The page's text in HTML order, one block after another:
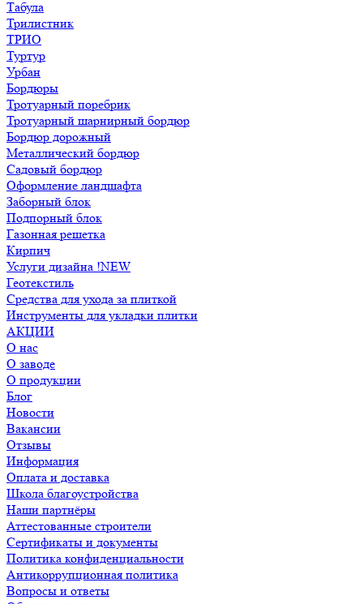
Табула
Трилистник
ТРИО
Туртур
Урбан
Бордюры
Тротуарный поребрик
Тротуарный шарнирный бордюр
Бордюр дорожный
Металлический бордюр
Садовый бордюр
Оформление ландшафта
Заборный блок
Подпорный блок
Газонная решетка
Кирпич
Услуги дизайна !NEW
Геотекстиль
Средства для ухода за плиткой
Инструменты для укладки плитки
АКЦИИ
О нас
О заводе
О продукции
Блог
Новости
Вакансии
Отзывы
Информация
Оплата и доставка
Школа благоустройства
Наши партнёры
Аттестованные строители
Сертификаты и документы
Политика конфиденциальности
Антикоррупционная политика
Вопросы и ответы